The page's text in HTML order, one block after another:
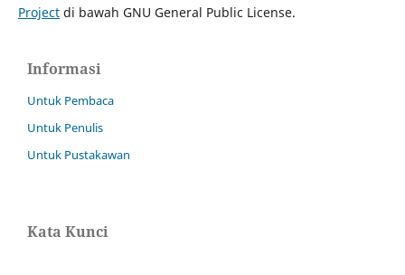
Projectdi bawah GNU General Public License.
Informasi
Untuk Pembaca
Untuk Penulis
Untuk Pustakawan
Kata Kunci